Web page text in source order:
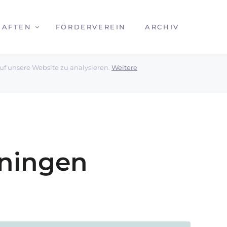
FÖRDERVEREIN ARCHIV
unsere Website zu analysieren. Weitere